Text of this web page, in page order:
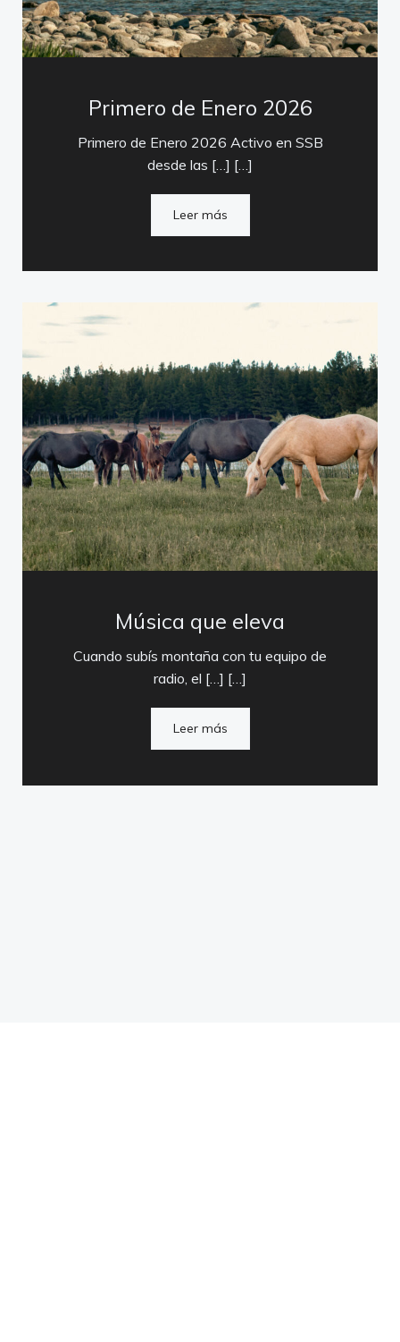
Primero de Enero 2026
Primero de Enero 2026 Activo en SSB
desde las […] […]
Leer más
Música que eleva
Cuando subís montaña con tu equipo de
radio, el […] […]
Leer más